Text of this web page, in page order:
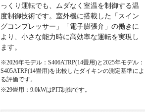
っくり運転でも、ムダなく室温を制御する温
度制御技術です。室外機に搭載した「スイン
グコンプレッサー」「電子膨張弁」の働きに
より、小さな能力時に高効率な運転を実現し
ます。
※2026年モデル：S406ATRP(14畳用)と2025年モデル：
S405ATRP(14畳用)を比較したダイキンの測定基準によ
る評価です。
※29畳用：9.0kWはPIT制御です。